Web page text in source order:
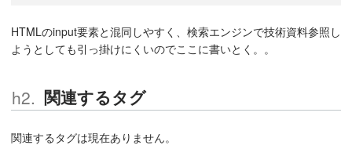
HTMLのinput要素と混同しやすく、検索エンジンで技術資料参照し
ようとしても引っ掛けにくいのでここに書いとく。。
関連するタグ
関連するタグは現在ありません。